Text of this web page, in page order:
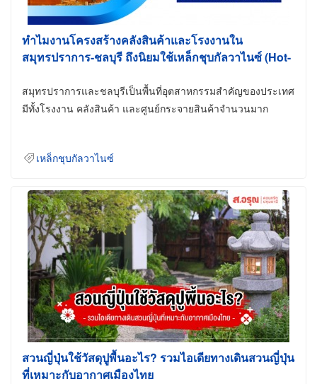
ทำไมงานโครงสร้างคลังสินค้าและโรงงานใน
สมุทรปราการ-ชลบุรี ถึงนิยมใช้เหล็กชุบกัลวาไนซ์ (Hot-
สมุทรปราการและชลบุรีเป็นพื้นที่อุตสาหกรรมสำคัญของประเทศ
มีทั้งโรงงาน คลังสินค้า และศูนย์กระจายสินค้าจำนวนมาก
เหล็กชุบกัลวาไนซ์
สวนญี่ปุ่นใช้วัสดุปูพื้นอะไร? รวมไอเดียทางเดินสวนญี่ปุ่น
ที่เหมาะกับอากาศเมืองไทย